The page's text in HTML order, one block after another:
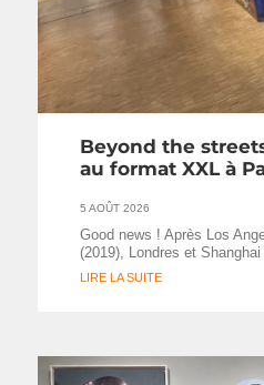
Beyond the
au format XXL à
5 AOÛT 2026
Good news ! Après Los
(2019), Londres et
LIRE LA SUITE